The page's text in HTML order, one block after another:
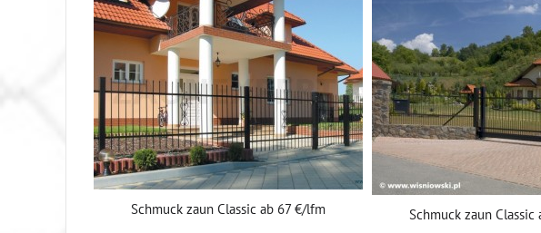
Schmuck zaun Classic ab 67 €/lfm
Schmuck zaun